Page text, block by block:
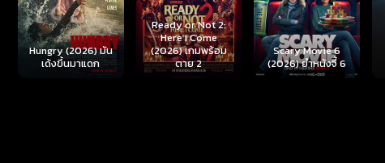
Ready or Not 2:
Here I Come
(2026) เกมพร้อม
ตาย 2
Scary Movie 6
(2026) ยำหนังจี้ 6
Disclosure Day
(2026) วันเปิดโปง
ไขปริศนาลวงโลก